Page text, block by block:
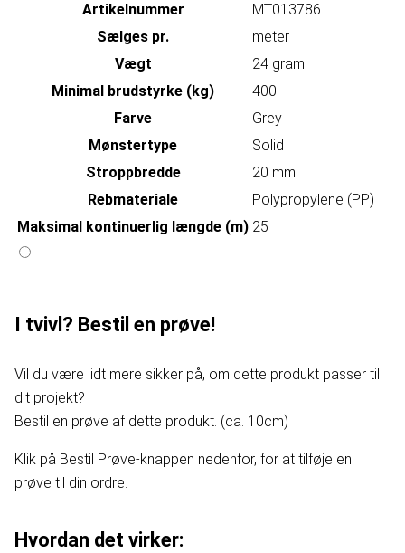
Artikelnummer
MT013786
Sælges pr.
meter
Vægt
24 gram
Minimal brudstyrke (kg)
400
Farve
Grey
Mønstertype
Solid
Stroppbredde
20 mm
Rebmateriale
Polypropylene (PP)
Maksimal kontinuerlig længde (m) 25
I tvivl? Bestil en prøve!
Vil du være lidt mere sikker på, om dette produkt passer til
dit projekt?
Bestil en prøve af dette produkt. (ca. 10cm)
Klik på Bestil Prøve-knappen nedenfor, for at tilføje en
prøve til din ordre.
Hvordan det virker: